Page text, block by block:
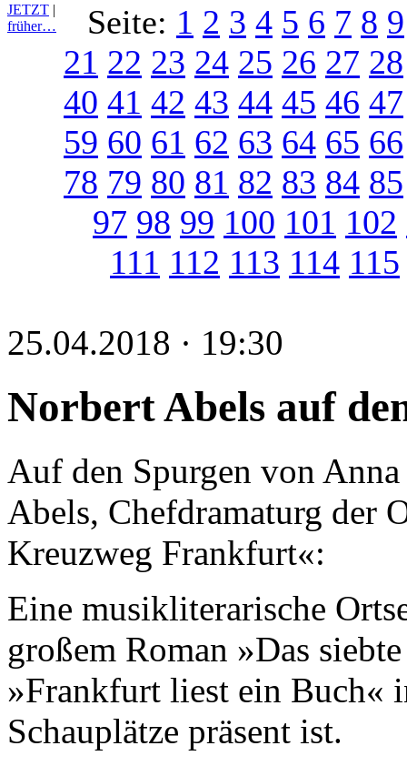
JETZT |
früher…
Seite: 1 2 3 4 5 6 7 8 9
21 22 23 24 25 26 27 28
40 41 42 43 44 45 46 47
59 60 61 62 63 64 65 66
78 79 80 81 82 83 84 85
97 98 99 100 101 102
111 112 113 114 115
25.04.2018 · 19:30
Norbert Abels auf
Auf den Spurgen von
Abels, Chefdramaturg der
Kreuzweg Frankfurt«:
Eine musikliterarische
großem Roman »Das
»Frankfurt liest ein Buch«
Schauplätze präsent ist.